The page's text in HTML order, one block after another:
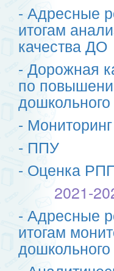
- Адресные
итогам
качества ДО
- Дорожная
по
-
- ППУ
- Оценка
2021-
- Адресные
итогам